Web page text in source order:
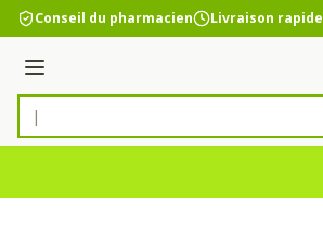
Aller au contenu
Conseil du pharmacien Livraison rapide
Menu
Rechercher